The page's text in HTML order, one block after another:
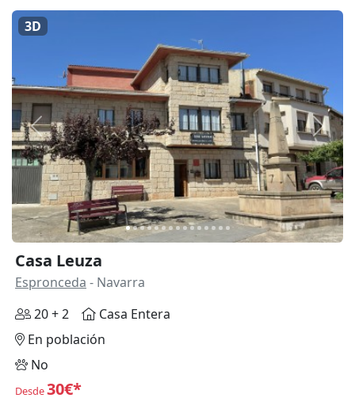
Anterior
3D
Casa Leuza
Espronceda - Navarra
20 + 2
Casa Entera
En población
No
Desde30€*